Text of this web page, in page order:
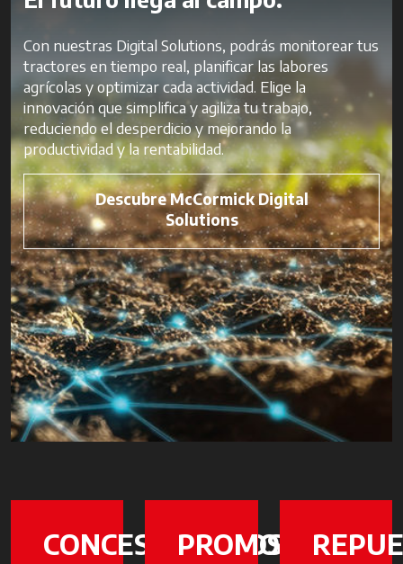
Con nuestras Digital Solutions, podrás monitorear tus
tractores en tiempo real, planificar las labores
agrícolas y optimizar cada actividad. Elige la
innovación que simplifica y agiliza tu trabajo,
reduciendo el desperdicio y mejorando la
productividad y la rentabilidad.
Descubre McCormick Digital
Solutions
CONCESIONARIOSPROMOCIONES